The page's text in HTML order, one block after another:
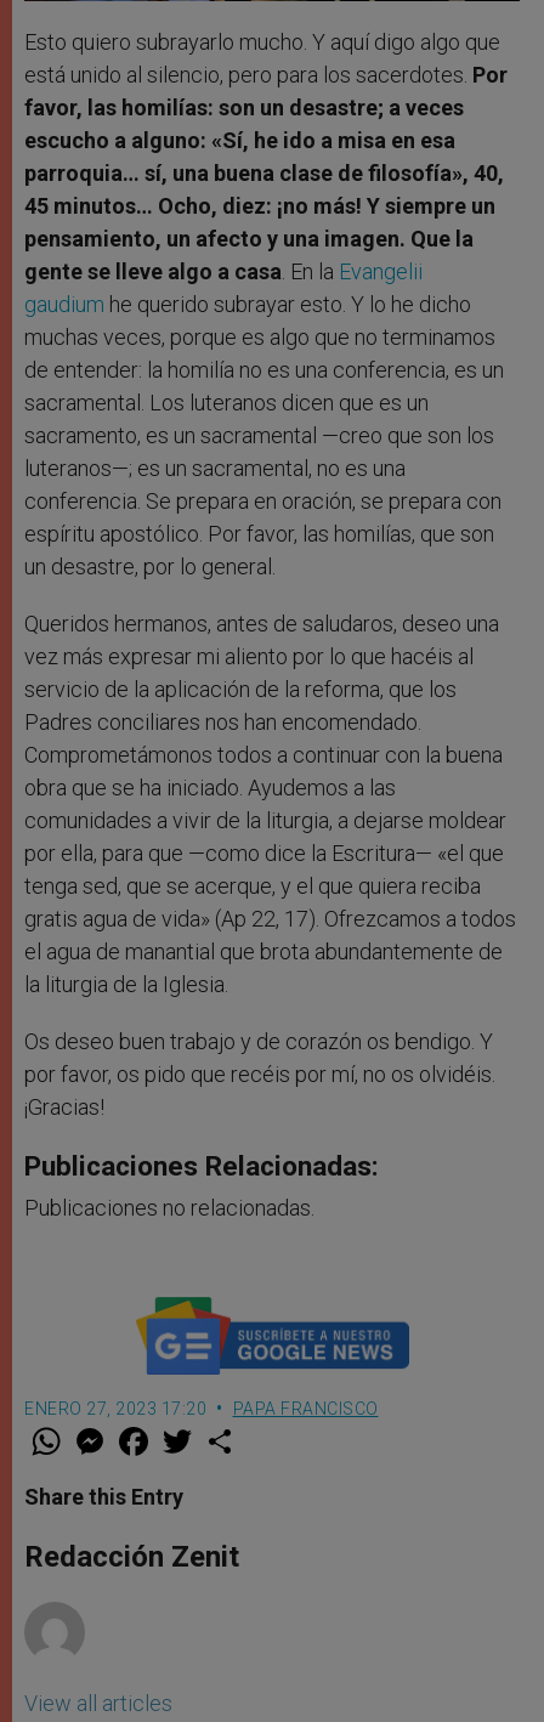
Esto quiero subrayarlo mucho. Y aquí digo algo que
está unido al silencio, pero para los sacerdotes. Por
favor, las homilías: son un desastre; a veces
escucho a alguno: «Sí, he ido a misa en esa
parroquia… sí, una buena clase de filosofía», 40,
45 minutos… Ocho, diez: ¡no más! Y siempre un
pensamiento, un afecto y una imagen. Que la
gente se lleve algo a casa. En la Evangelii
gaudium he querido subrayar esto. Y lo he dicho
muchas veces, porque es algo que no terminamos
de entender: la homilía no es una conferencia, es un
sacramental. Los luteranos dicen que es un
sacramento, es un sacramental —creo que son los
luteranos—; es un sacramental, no es una
conferencia. Se prepara en oración, se prepara con
espíritu apostólico. Por favor, las homilías, que son
un desastre, por lo general.
Queridos hermanos, antes de saludaros, deseo una
vez más expresar mi aliento por lo que hacéis al
servicio de la aplicación de la reforma, que los
Padres conciliares nos han encomendado.
Comprometámonos todos a continuar con la buena
obra que se ha iniciado. Ayudemos a las
comunidades a vivir de la liturgia, a dejarse moldear
por ella, para que —como dice la Escritura— «el que
tenga sed, que se acerque, y el que quiera reciba
gratis agua de vida» (Ap 22, 17). Ofrezcamos a todos
el agua de manantial que brota abundantemente de
la liturgia de la Iglesia.
Os deseo buen trabajo y de corazón os bendigo. Y
por favor, os pido que recéis por mí, no os olvidéis.
¡Gracias!
Publicaciones Relacionadas:
Publicaciones no relacionadas.
ENERO 27, 2023 17:20 PAPA FRANCISCO
W
t
s
p
p
M
e
s
e
g
e
F
a
e
b
o
k
w
r
Share this Entry
Redacción Zenit
View all articles